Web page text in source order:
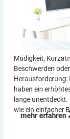
Müdigkeit,
Beschwerden
Herausforderung:
haben ein
lange
wie ein einfacher
mehr erfahren